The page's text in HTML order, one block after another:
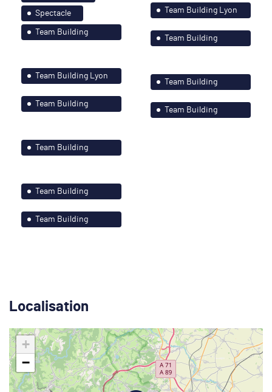
Spectacle
Team Building
Team Building Lyon
Team Building
Team Building
Team Building
Team Building
Team Building Lyon
Team Building
Team Building
Team Building
Localisation
+
−